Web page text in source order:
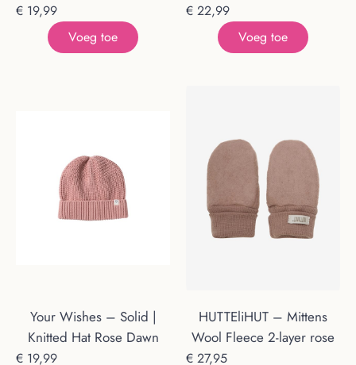
€ 19,99
Voeg toe
€ 22,99
Voeg toe
Your Wishes – Solid |
Knitted Hat Rose Dawn
€ 19,99
HUTTEliHUT – Mittens
Wool Fleece 2-layer rose
€ 27,95